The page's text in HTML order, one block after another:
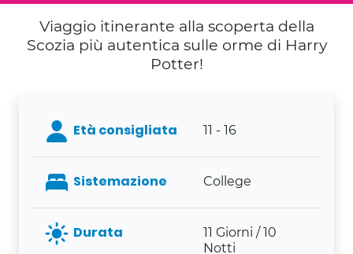
Viaggio itinerante alla scoperta della
Scozia più autentica sulle orme di Harry
Potter!
Età consigliata 11 - 16
Sistemazione College
Durata
11 Giorni / 10
Notti